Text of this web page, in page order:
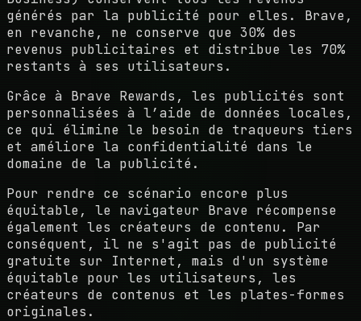
générés par la publicité pour elles. Brave,
en revanche, ne conserve que 30% des
revenus publicitaires et distribue les 70%
restants à ses utilisateurs.
Grâce à Brave Rewards, les publicités sont
personnalisées à l’aide de données locales,
ce qui élimine le besoin de traqueurs tiers
et améliore la confidentialité dans le
domaine de la publicité.
Pour rendre ce scénario encore plus
équitable, le navigateur Brave récompense
également les créateurs de contenu. Par
conséquent, il ne s'agit pas de publicité
gratuite sur Internet, mais d'un système
équitable pour les utilisateurs, les
créateurs de contenus et les plates-formes
originales.